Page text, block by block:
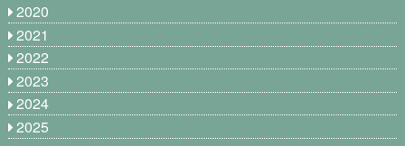
2020
2021
2022
2023
2024
2025